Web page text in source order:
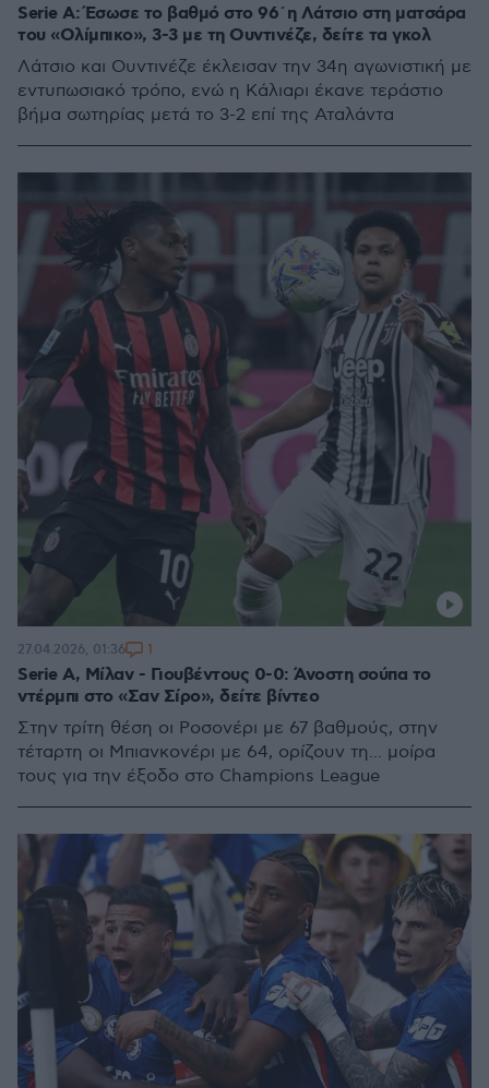
Serie A: Έσωσε το βαθμό στο 96΄η Λάτσιο στη ματσάρα
του «Ολίμπικο», 3-3 με τη Ουντινέζε, δείτε τα γκολ
Λάτσιο και Ουντινέζε έκλεισαν την 34η αγωνιστική με
εντυπωσιακό τρόπο, ενώ η Κάλιαρι έκανε τεράστιο
βήμα σωτηρίας μετά το 3-2 επί της Αταλάντα
Serie A, Μίλαν - Γιουβέντους 0-0: Άνοστη σούπα το
ντέρμπι στο «Σαν Σίρο», δείτε βίντεο
Στην τρίτη θέση οι Ροσονέρι με 67 βαθμούς, στην
τέταρτη οι Μπιανκονέρι με 64, ορίζουν τη... μοίρα
τους για την έξοδο στο Champions League
27.04.2026, 01:36 1